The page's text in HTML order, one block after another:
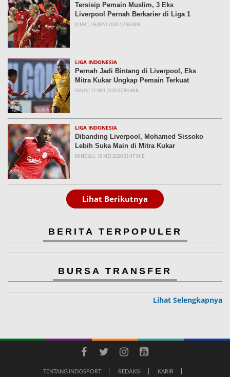
Tersisip Pemain Muslim, 3 Eks
Liverpool Pernah Berkarier di Liga 1
JUMAT, 26 JUNI 2020 17:58 WIB
LIGA INDONESIA
Pernah Jadi Bintang di Liverpool, Eks
Mitra Kukar Ungkap Pemain Terkuat
SENIN, 11 MEI 2020 07:50 WIB
LIGA INDONESIA
Dibanding Liverpool, Mohamed Sissoko
Lebih Suka Main di Mitra Kukar
MINGGU, 10 MEI 2020 21:47 WIB
Lihat Berikutnya
BERITA TERPOPULER
BURSA TRANSFER
Lihat Selengkapnya
TENTANG INDOSPORT REDAKSI KARIR